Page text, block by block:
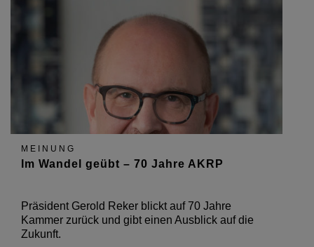
MEINUNG
Im Wandel geübt – 70 Jahre AKRP
Präsident Gerold Reker blickt auf 70 Jahre
Kammer zurück und gibt einen Ausblick auf die
Zukunft.